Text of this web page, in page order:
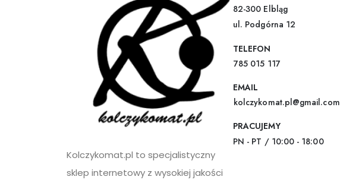
Kolczykomat.pl to specjalistyczny
sklep internetowy z wysokiej jakości
82-300 Elbląg
ul. Podgórna 12
TELEFON
785 015 117
EMAIL
kolczykomat.pl@gmail.com
PRACUJEMY
PN - PT / 10:00 - 18:00